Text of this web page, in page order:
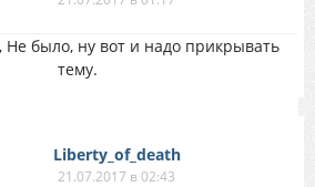
, Не было, ну вот и надо прикрывать
тему.
Liberty_of_death
21.07.2017 в 02:43